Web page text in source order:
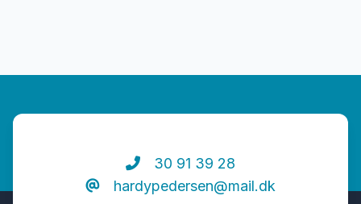
Sædevarme
30 91 39 28
hardypedersen@mail.dk